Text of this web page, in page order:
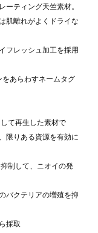
ティング天竺素材。
肌離れがよくドライな
フレッシュ加工を採用
あらわすネームタグ
て再生した素材で
限りある資源を有効に
制して、ニオイの発
バクテリアの増殖を抑
採取